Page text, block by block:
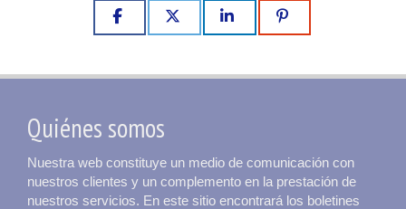
Quiénes somos
Nuestra web constituye un medio de comunicación con
nuestros clientes y un complemento en la prestación de
nuestros servicios. En este sitio encontrará los boletines